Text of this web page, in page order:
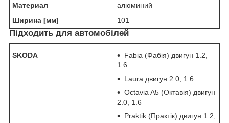
Материал
алюминий
Ширина [мм]
101
Підходить для автомобілей
SKODA
Fabia (Фабія) двигун 1.2,
1.6
Laura двигун 2.0, 1.6
Octavia A5 (Октавія) двигун
2.0, 1.6
Praktik (Практік) двигун 1.2,